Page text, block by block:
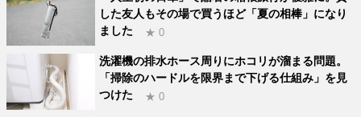
した友人もその場で買うほど「夏の相棒」になり
ました
★ 0
洗濯機の排水ホース周りにホコリが溜まる問題。
「掃除のハードルを限界まで下げる仕組み」を見
つけた
★ 0